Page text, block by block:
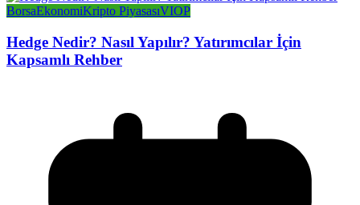
BorsaEkonomiKripto PiyasasıVIOP
Hedge Nedir? Nasıl Yapılır? Yatırımcılar İçin
Kapsamlı Rehber